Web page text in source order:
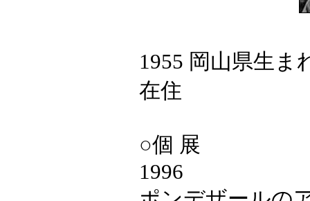
1955 岡山県生ま
在住
○個 展
1996